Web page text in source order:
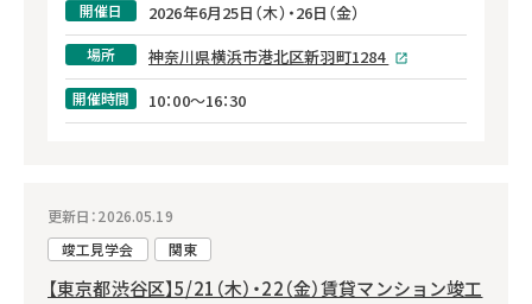
開催日 2026年6月25日（木）・26日（金）
場所 神奈川県横浜市港北区新羽町1284
開催時間 10：00～16：30
更新日：2026.05.19
竣工見学会
関東
【東京都渋谷区】5/21（木）・22（金）賃貸マンション竣工